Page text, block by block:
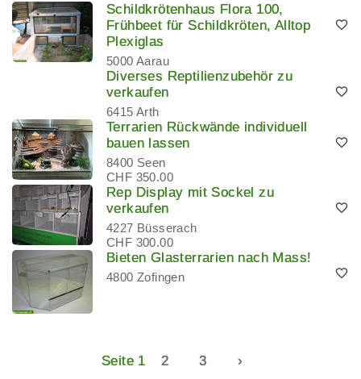
Schildkrötenhaus Flora 100,
Frühbeet für Schildkröten, Alltop
Plexiglas
5000 Aarau
Diverses Reptilienzubehör zu
verkaufen
6415 Arth
Terrarien Rückwände individuell
bauen lassen
8400 Seen
CHF 350.00
Rep Display mit Sockel zu
verkaufen
4227 Büsserach
CHF 300.00
Bieten Glasterrarien nach Mass!
4800 Zofingen
Seite 1 2 3 ›